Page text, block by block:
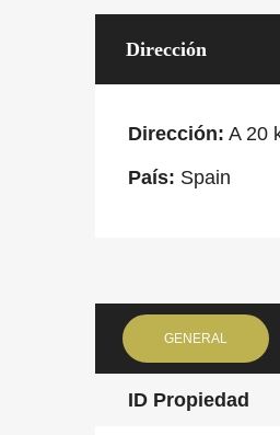
Dirección
Dirección: A 20
País: Spain
GENERAL
ID Propiedad